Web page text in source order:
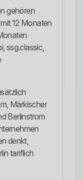
gehören
12 Monaten
ssg.classic,
Märkischer
Berlinstrom
denkt,
tariflich